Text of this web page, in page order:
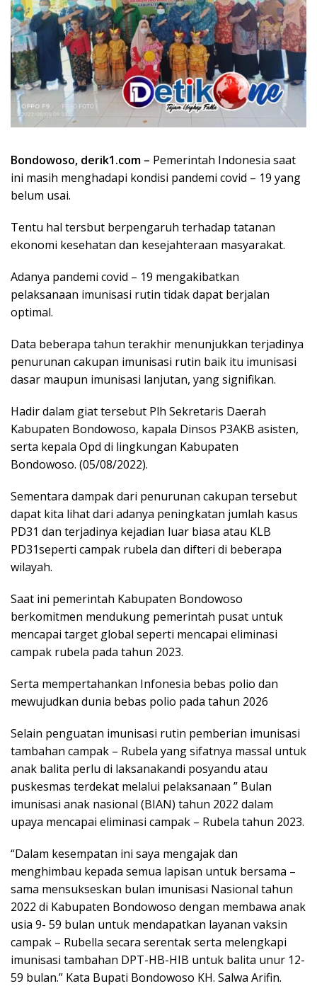
Bondowoso, derik1.com – Pemerintah Indonesia saat
ini masih menghadapi kondisi pandemi covid – 19 yang
belum usai.
Tentu hal tersbut berpengaruh terhadap tatanan
ekonomi kesehatan dan kesejahteraan masyarakat.
Adanya pandemi covid – 19 mengakibatkan
pelaksanaan imunisasi rutin tidak dapat berjalan
optimal.
Data beberapa tahun terakhir menunjukkan terjadinya
penurunan cakupan imunisasi rutin baik itu imunisasi
dasar maupun imunisasi lanjutan, yang signifikan.
Hadir dalam giat tersebut Plh Sekretaris Daerah
Kabupaten Bondowoso, kapala Dinsos P3AKB asisten,
serta kepala Opd di lingkungan Kabupaten
Bondowoso. (05/08/2022).
Sementara dampak dari penurunan cakupan tersebut
dapat kita lihat dari adanya peningkatan jumlah kasus
PD31 dan terjadinya kejadian luar biasa atau KLB
PD31seperti campak rubela dan difteri di beberapa
wilayah.
Saat ini pemerintah Kabupaten Bondowoso
berkomitmen mendukung pemerintah pusat untuk
mencapai target global seperti mencapai eliminasi
campak rubela pada tahun 2023.
Serta mempertahankan Infonesia bebas polio dan
mewujudkan dunia bebas polio pada tahun 2026
Selain penguatan imunisasi rutin pemberian imunisasi
tambahan campak – Rubela yang sifatnya massal untuk
anak balita perlu di laksanakandi posyandu atau
puskesmas terdekat melalui pelaksanaan ” Bulan
imunisasi anak nasional (BIAN) tahun 2022 dalam
upaya mencapai eliminasi campak – Rubela tahun 2023.
“Dalam kesempatan ini saya mengajak dan
menghimbau kepada semua lapisan untuk bersama –
sama mensukseskan bulan imunisasi Nasional tahun
2022 di Kabupaten Bondowoso dengan membawa anak
usia 9- 59 bulan untuk mendapatkan layanan vaksin
campak – Rubella secara serentak serta melengkapi
imunisasi tambahan DPT-HB-HIB untuk balita unur 12-
59 bulan.” Kata Bupati Bondowoso KH. Salwa Arifin.